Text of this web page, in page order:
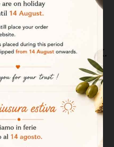
zážitek.